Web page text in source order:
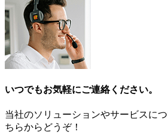
いつでもお気軽にご連絡ください。
当社のソリューションやサービスに
ちらからどうぞ！